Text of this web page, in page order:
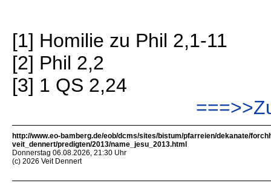
[1] Homilie zu Phil 2,1-11
[2] Phil 2,2
[3] 1 QS 2,24
http://www.eo-bamberg.de/eob/dcms/sites/bistum/pfarreien/dekanate/
veit_dennert/predigten/2013/name_jesu_2013.html
Donnerstag 06.08.2026, 21:30 Uhr
(c) 2026 Veit Dennert